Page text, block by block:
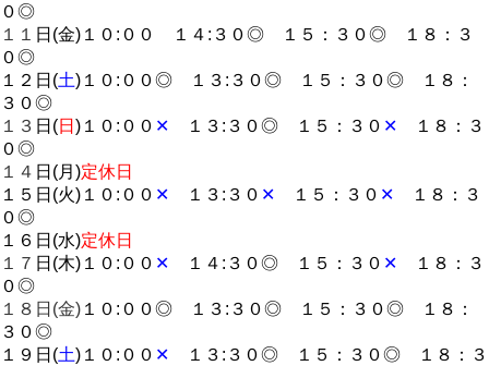
０◎
１１ 日(金)１０:００ １４:３０◎ １５：３０◎ １８：３
０◎
１２日(土)１０:００◎ １３:３０◎ １５：３０◎ １８：
３０◎
１３ 日(日 )１０:００ ✕ １３:３０◎ １５：３０ ✕ １８：３
０◎
１４ 日(月)定休日
１５日(火)１０:００ ✕ １３:３０ ✕ １５：３０ ✕ １８：３
０◎
１６日(水)定休日
１７ 日(木)１０:００ ✕ １４:３０◎ １５：３０ ✕ １８：３
０◎
１８日(金) １０:００◎ １３:３０◎ １５：３０◎ １８：
３０◎
１９日(土)１０:００ ✕ １３:３０◎ １５：３０◎ １８：３